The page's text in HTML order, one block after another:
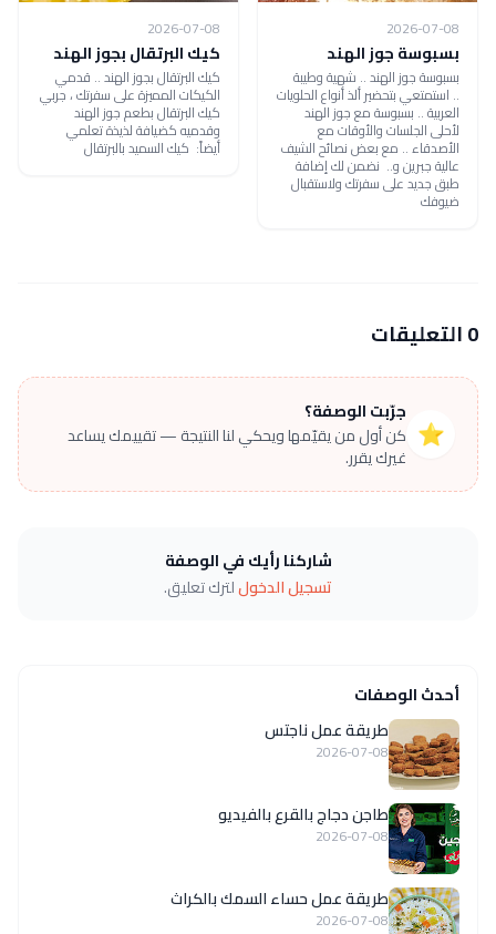
2026-07-08
بسبوسة جوز الهند
بسبوسة جوز الهند .. شهية وطيبة
.. استمتعي بتحضير ألذ أنواع الحلويات
العربية .. بسبوسة مع جوز الهند
لأحلى الجلسات والأوقات مع
الأصدقاء .. مع بعض نصائح الشيف
عالية جبرين و.. نضمن لك إضافة
طبق جديد على سفرتك ولاستقبال
ضيوفك
2026-07-08
كيك البرتقال بجوز الهند
كيك البرتقال بجوز الهند .. قدمي
الكيكات المميزة على سفرتك ، جربي
كيك البرتقال بطعم جوز الهند
وقدميه كضيافة لذيذة تعلمي
أيضاً: كيك السميد بالبرتقال
0 التعليقات
⭐
جرّبت الوصفة؟
كن أول من يقيّمها ويحكي لنا النتيجة — تقييمك يساعد
غيرك يقرر.
شاركنا رأيك في الوصفة
تسجيل الدخوللترك تعليق.
أحدث الوصفات
طريقة عمل ناجتس
2026-07-08
طاجن دجاج بالقرع بالفيديو
2026-07-08
طريقة عمل حساء السمك بالكراث
2026-07-08